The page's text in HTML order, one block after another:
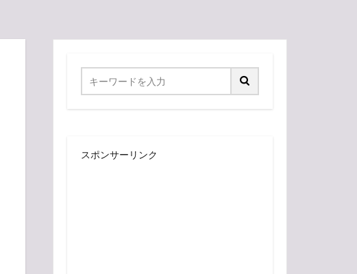
スポンサーリンク